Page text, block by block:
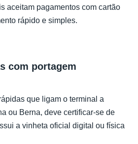
aceitam pagamentos com cartão
rápido e simples.
com portagem
que ligam o terminal a
ou Berna, deve certificar-se de
a vinheta oficial digital ou física